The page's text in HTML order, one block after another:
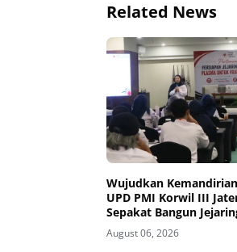
Related News
Wujudkan
UPD PMI Korwil III
Sepakat Bangun
Fraksionasi Berkualitas
August 06, 2026